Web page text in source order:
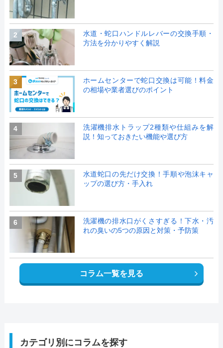
2
水道・蛇口ハンドルレバーの交換手順・
方法を分かりやすく解説
3
ホームセンターで蛇口交換は可能！料金
の相場や業者選びのポイント
4
洗濯機排水トラップ2種類や仕組みを解
説！知っておきたい機能や選び方
5
水道蛇口の先だけ交換！手順や泡沫キャ
ップの選び方・手入れ
6
洗濯機の排水口がくさすぎる！下水・汚
れの臭いの5つの原因と対策・予防策
コラム一覧を見る
カテゴリ別にコラムを探す